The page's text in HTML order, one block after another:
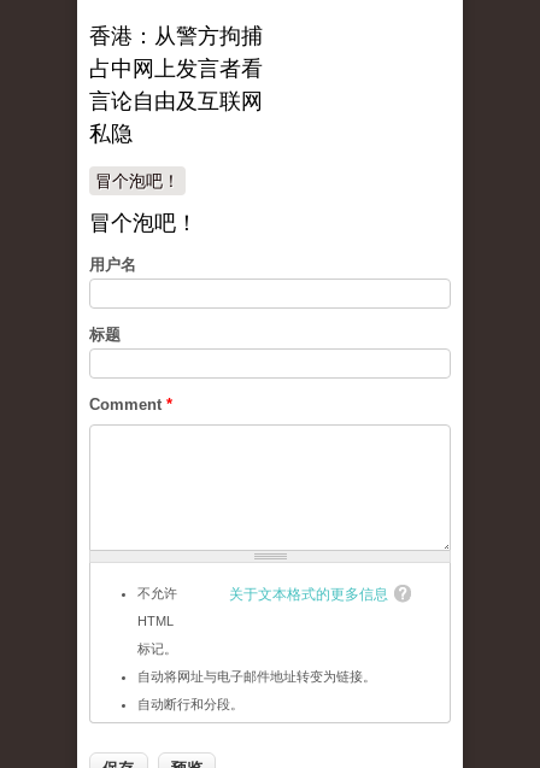
香港：从警方拘捕
占中网上发言者看
言论自由及互联网
私隐
冒个泡吧！
冒个泡吧！
用户名
标题
Comment *
关于文本格式的更多信息
不允许
HTML
标记。
自动将网址与电子邮件地址转变为链接。
自动断行和分段。